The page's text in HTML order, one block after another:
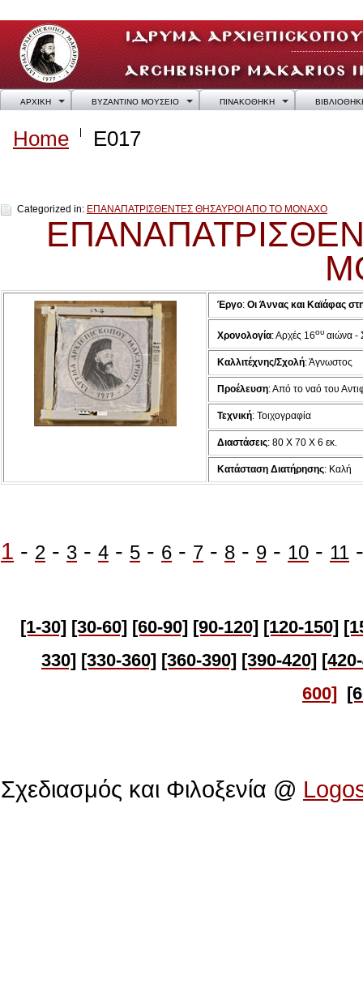
ΑΡΧΙΚΗ ΒΥΖΑΝΤΙΝΟ ΜΟΥΣΕΙΟ ΠΙΝΑΚΟΘΗΚΗ
Home E017
Categorized in: ΕΠΑΝΑΠΑΤΡΙΣΘΕΝΤΕΣ ΘΗΣΑΥΡΟΙ ΑΠΟ ΤΟ ΜΟΝΑΧΟ
Έργο: Οι Άννας και Καϊάφας
Χρονολογία:Αρχές 16ου αιώνα -
Καλλιτέχνης/Σχολή: Άγνωστος
Προέλευση:Από το ναό του
Τεχνική: Τοιχογραφία
Διαστάσεις: 80 Χ 70 Χ 6 εκ.
Κατάσταση Διατήρησης: Καλή
1 - 2 - 3 - 4 - 5 - 6 - 7 - 8 - 9 - 10 - 11
[1-30] [30-60] [60-90] [90-120] [120-150]
330] [330-360] [360-390] [390-420]
600]
Σχεδιασμός και Φιλοξενία @